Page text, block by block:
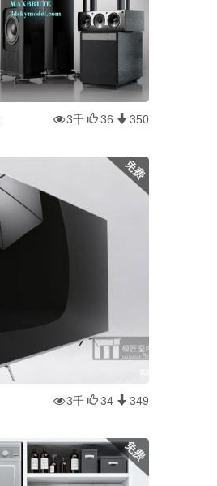
3千 36 350
3千 34 349